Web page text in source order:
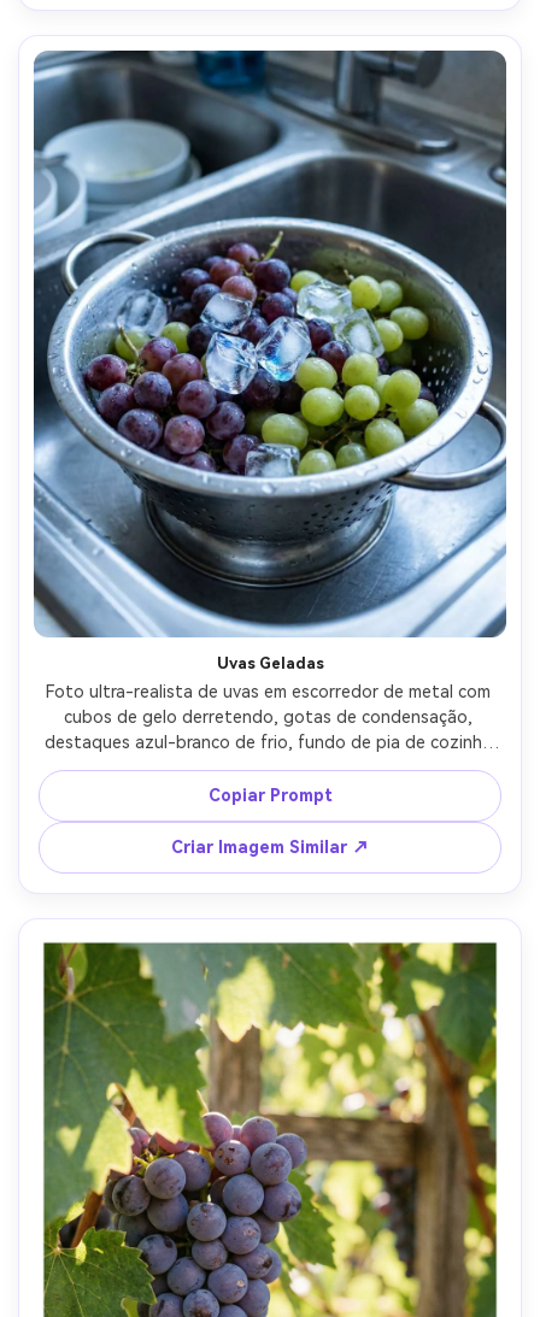
Uvas Geladas
Foto ultra-realista de uvas em escorredor de metal com
cubos de gelo derretendo, gotas de condensação,
destaques azul-branco de frio, fundo de pia de cozinha
suavemente desfocado, fotografado com Canon EOS R6
e lente de 35mm f/2, frescor dinâmico, detalhes nítidos
nas gotas d’água, gradação de cor apetitosa --ar 4:5
Copiar Prompt
Criar Imagem Similar ↗